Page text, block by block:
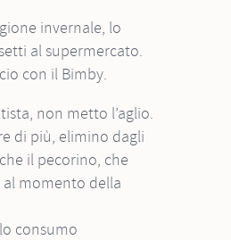
al supermercato.
con il Bimby.
non metto l’aglio.
di più, elimino dagli
il pecorino, che
momento della
consumo